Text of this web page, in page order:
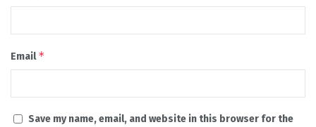
Email*
Save my name, email, and website in this browser for the